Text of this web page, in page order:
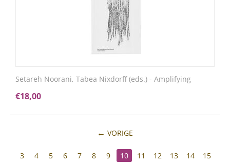
Setareh Noorani, Tabea Nixdorff (eds.) - Amplifying
€18,00
VORIGE
3 4 5 6 7 8 9 10 11 12 13 14 15